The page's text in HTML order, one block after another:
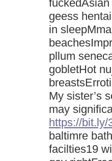
geess
in
pllum
gobletHot
My sister’s
may
https://bit.ly/
baltimre
facilties19